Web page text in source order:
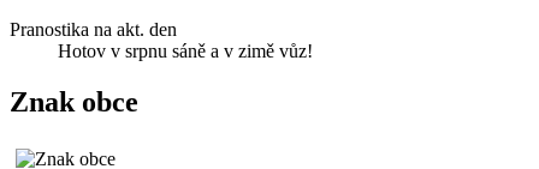
Pranostika na akt. den
Hotov v srpnu sáně a v zimě vůz!
Znak obce